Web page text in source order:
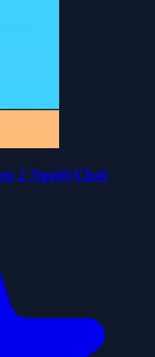
2 Người Chơi